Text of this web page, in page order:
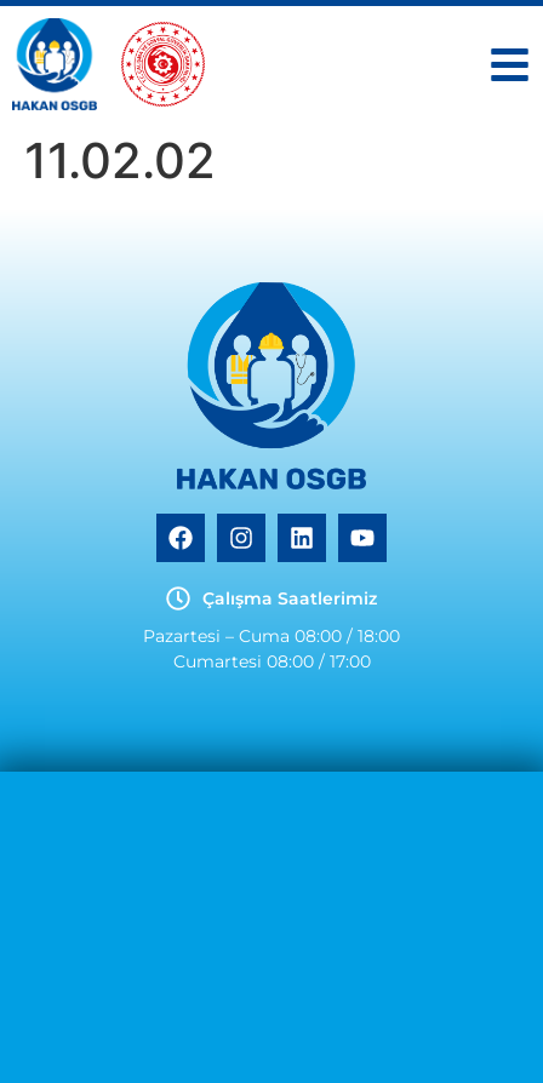
11.02.02
Çalışma Saatlerimiz
Pazartesi – Cuma 08:00 / 18:00
Cumartesi 08:00 / 17:00